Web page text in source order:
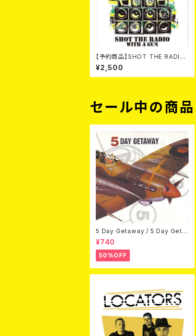
【予約商品】SHOT THE RADIO
WITH A GUN / SOUND RIOT
(CD)【8月８日発売】
¥2,500
セール中の商品
5 Day Getaway / 5 Day Geta
way (CDEP)
¥740
50%OFF